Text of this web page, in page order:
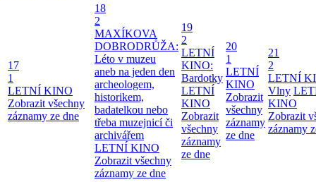
17
1
LETNÍ KINO
Zobrazit všechny
záznamy ze dne
18
2
MAXÍKOVA
DOBRODRŮŽA:
Léto v muzeu
aneb na jeden den
archeologem,
historikem,
badatelkou nebo
třeba muzejnicí či
archivářem
LETNÍ KINO
Zobrazit všechny
záznamy ze dne
19
2
LETNÍ
KINO:
Bardotky
LETNÍ
KINO
Zobrazit
všechny
záznamy
ze dne
20
1
LETNÍ
KINO
Zobrazit
všechny
záznamy
ze dne
21
2
LETNÍ
Vlny
KINO
Zobrazit
záznamy